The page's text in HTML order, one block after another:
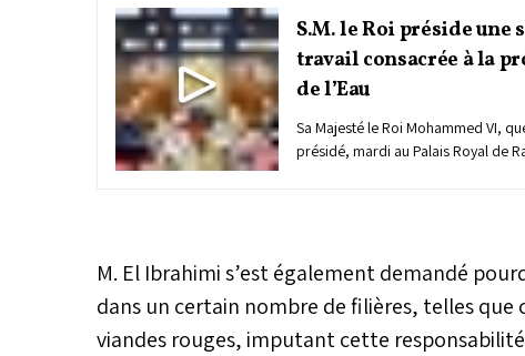
S.M. le Roi préside une
travail consacrée à la
de l’Eau
Sa Majesté le Roi Mohammed VI,
présidé, mardi au Palais Royal de
M. El Ibrahimi s’est également demandé
dans un certain nombre de filières, telles que
viandes rouges, imputant cette